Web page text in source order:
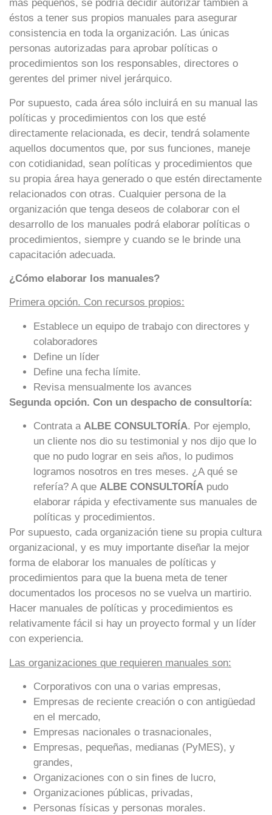
más pequeños, se podría decidir autorizar también a
éstos a tener sus propios manuales para asegurar
consistencia en toda la organización. Las únicas
personas autorizadas para aprobar políticas o
procedimientos son los responsables, directores o
gerentes del primer nivel jerárquico.
Por supuesto, cada área sólo incluirá en su manual las
políticas y procedimientos con los que esté
directamente relacionada, es decir, tendrá solamente
aquellos documentos que, por sus funciones, maneje
con cotidianidad, sean políticas y procedimientos que
su propia área haya generado o que estén directamente
relacionados con otras. Cualquier persona de la
organización que tenga deseos de colaborar con el
desarrollo de los manuales podrá elaborar políticas o
procedimientos, siempre y cuando se le brinde una
capacitación adecuada.
¿Cómo elaborar los manuales?
Primera opción. Con recursos propios:
Establece un equipo de trabajo con directores y
colaboradores
Define un líder
Define una fecha límite.
Revisa mensualmente los avances
Segunda opción. Con un despacho de consultoría:
Contrata a ALBE CONSULTORÍA. Por ejemplo,
un cliente nos dio su testimonial y nos dijo que lo
que no pudo lograr en seis años, lo pudimos
logramos nosotros en tres meses. ¿A qué se
refería? A que ALBE CONSULTORÍA pudo
elaborar rápida y efectivamente sus manuales de
políticas y procedimientos.
Por supuesto, cada organización tiene su propia cultura
organizacional, y es muy importante diseñar la mejor
forma de elaborar los manuales de políticas y
procedimientos para que la buena meta de tener
documentados los procesos no se vuelva un martirio.
Hacer manuales de políticas y procedimientos es
relativamente fácil si hay un proyecto formal y un líder
con experiencia.
Las organizaciones que requieren manuales son:
Corporativos con una o varias empresas,
Empresas de reciente creación o con antigüedad
en el mercado,
Empresas nacionales o trasnacionales,
Empresas, pequeñas, medianas (PyMES), y
grandes,
Organizaciones con o sin fines de lucro,
Organizaciones públicas, privadas,
Personas físicas y personas morales.